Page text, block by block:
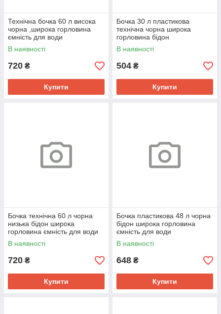
Технічна бочка 60 л висока
чорна ,широка горловина
ємність для води
В наявності
720 ₴
Купити
Бочка 30 л пластикова
технічна чорна широка
горловина бідон
В наявності
504 ₴
Купити
Бочка технічна 60 л чорна
низька бідон широка
горловина ємність для води
В наявності
720 ₴
Купити
Бочка пластикова 48 л чорна
бідон широка горловина
ємність для води
В наявності
648 ₴
Купити